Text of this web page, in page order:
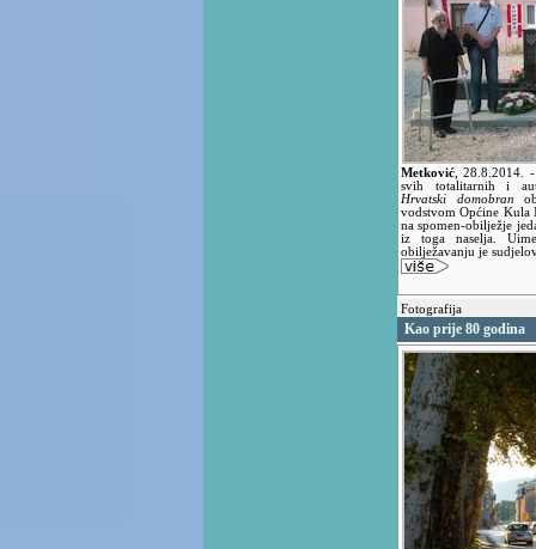
Metković ,28.8.2014. -
svih totalitarnih i
Hrvatski domobran
vodstvom Općine Kula
na spomen-obilježje
iz toga naselja.
obilježavanju je
Fotografija
Kao prije 80 godina